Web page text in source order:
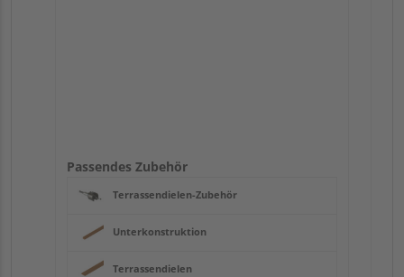
Passendes Zubehör
Terrassendielen-Zubehör
Unterkonstruktion
Terrassendielen